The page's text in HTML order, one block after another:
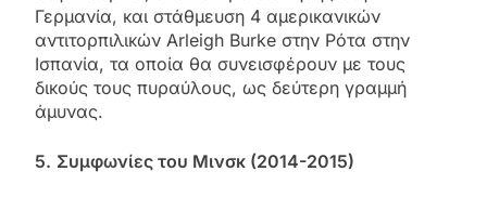
Γερμανία, και στάθμευση 4 αμερικανικών
αντιτορπιλικών Arleigh Burke στην Ρότα στην
Ισπανία, τα οποία θα συνεισφέρουν με τους
δικούς τους πυραύλους, ως δεύτερη γραμμή
άμυνας.
5. Συμφωνίες του Μινσκ (2014-2015)